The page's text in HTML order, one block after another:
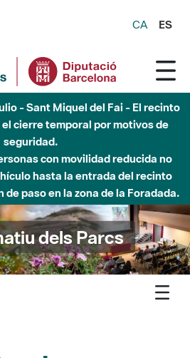
CA ES
de 2026 - Parque Fluvial Besós -
del Parque Fluvial del Besòs debido
de una pasarela sobre el río
dels Parcs